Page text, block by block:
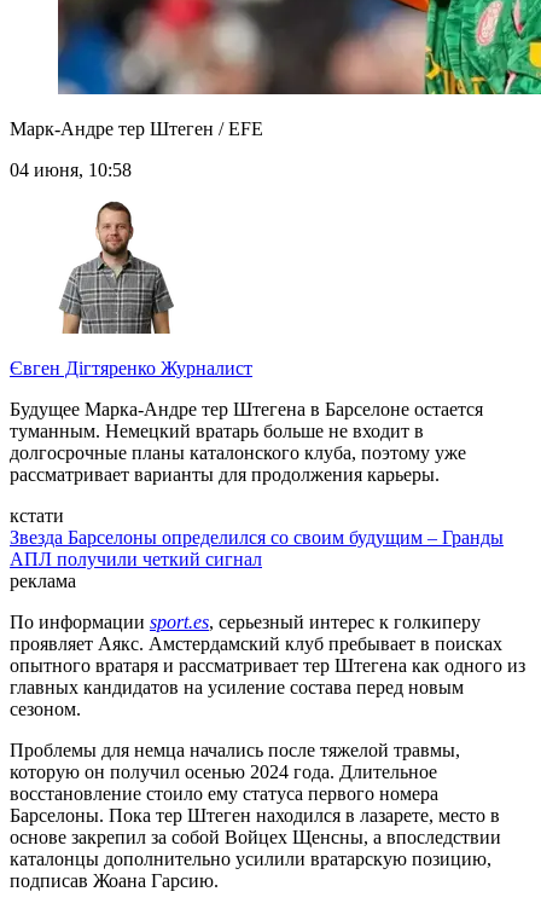
Марк-Андре тер Штеген / EFE
04 июня, 10:58
Євген Дігтяренко Журналист
Будущее Марка-Андре тер Штегена в Барселоне остается
туманным. Немецкий вратарь больше не входит в
долгосрочные планы каталонского клуба, поэтому уже
рассматривает варианты для продолжения карьеры.
кстати
Звезда Барселоны определился со своим будущим – Гранды
АПЛ получили четкий сигнал
реклама
По информации sport.es, серьезный интерес к голкиперу
проявляет Аякс. Амстердамский клуб пребывает в поисках
опытного вратаря и рассматривает тер Штегена как одного из
главных кандидатов на усиление состава перед новым
сезоном.
Проблемы для немца начались после тяжелой травмы,
которую он получил осенью 2024 года. Длительное
восстановление стоило ему статуса первого номера
Барселоны. Пока тер Штеген находился в лазарете, место в
основе закрепил за собой Войцех Щенсны, а впоследствии
каталонцы дополнительно усилили вратарскую позицию,
подписав Жоана Гарсию.